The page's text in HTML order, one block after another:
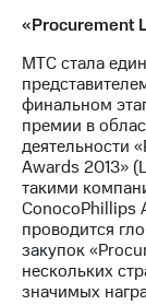
«Procurement
МТС стала
финальном
премии в
деятельности
Awards 2013»
такими
ConocoPhillips
проводится
закупок
нескольких
значимых